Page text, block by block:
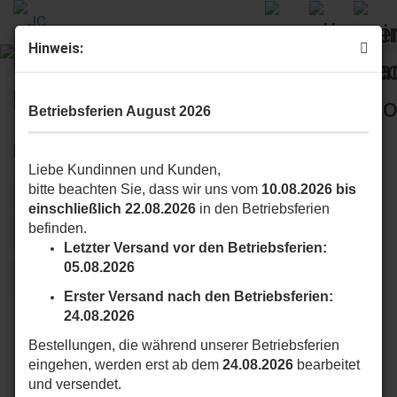
Hinweis:
Betriebsferien August 2026
Liebe Kundinnen und Kunden,
bitte beachten Sie, dass wir uns vom 10.08.2026 bis
einschließlich 22.08.2026 in den Betriebsferien
befinden.
Letzter Versand vor den Betriebsferien:
05.08.2026
Erster Versand nach den Betriebsferien:
24.08.2026
Bestellungen, die während unserer Betriebsferien
eingehen, werden erst ab dem 24.08.2026 bearbeitet
und versendet.
Pflegeprodukte
Sortieren nach
Sortieren nach Alle Hersteller
16 pro Seite
pro Seite